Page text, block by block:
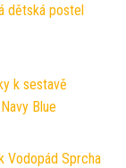
dětská postel
k sestavě
Blue
Vodopád Sprcha